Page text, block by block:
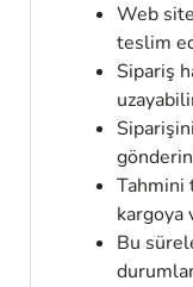
Web
teslim
Sipariş
Tahmini
kargoya
Bu